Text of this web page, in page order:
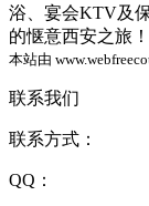
浴、宴会KTV及
的惬意西安之旅！
本站由
联系我们
联系方式：
QQ：